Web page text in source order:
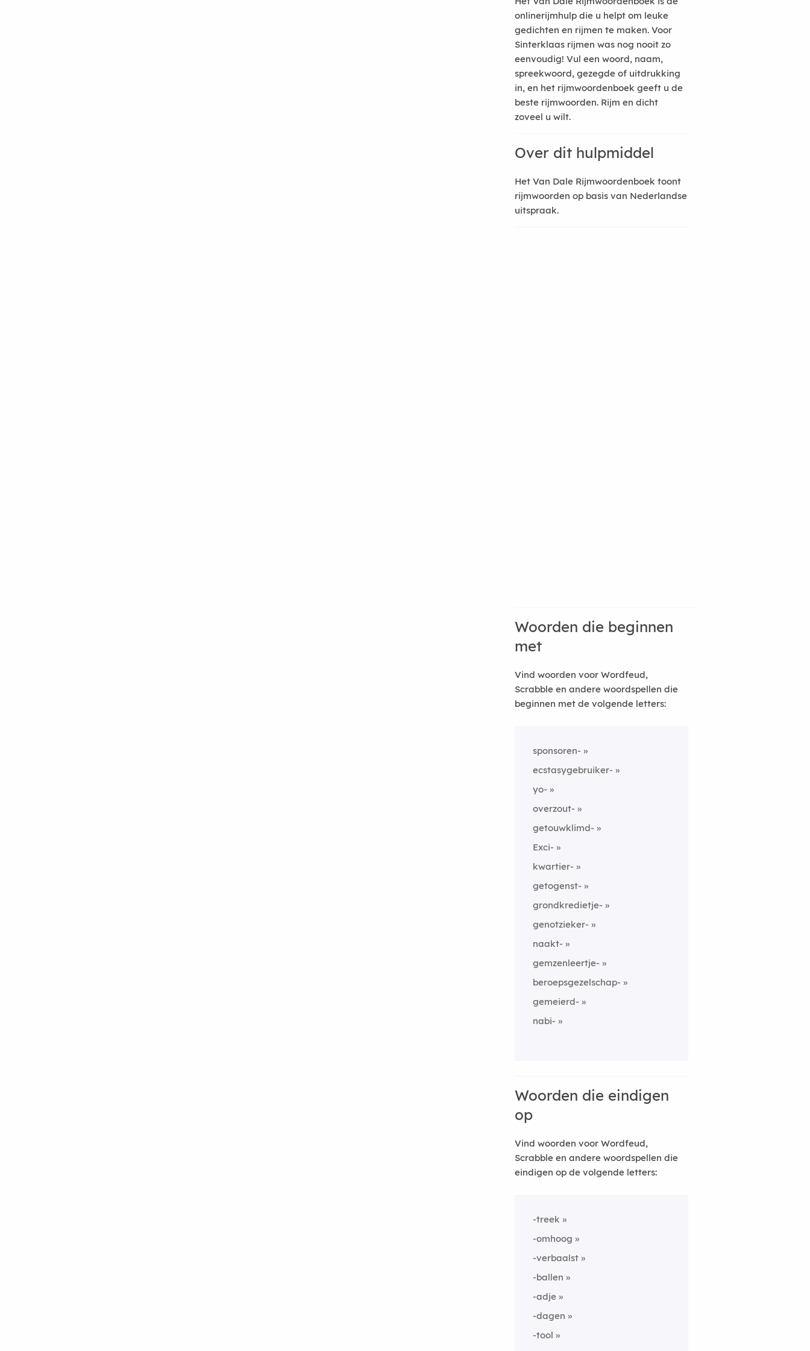
onlinerijmhulp die u helpt om leuke
gedichten en rijmen te maken. Voor
Sinterklaas rijmen was nog nooit zo
eenvoudig! Vul een woord, naam,
spreekwoord, gezegde of uitdrukking
in, en het rijmwoordenboek geeft u de
beste rijmwoorden. Rijm en dicht
zoveel u wilt.
Over dit hulpmiddel
Het Van Dale Rijmwoordenboek toont
rijmwoorden op basis van Nederlandse
uitspraak.
Woorden die beginnen
met
Vind woorden voor Wordfeud,
Scrabble en andere woordspellen die
beginnen met de volgende letters:
sponsoren-
ecstasygebruiker-
yo-
overzout-
getouwklimd-
Exci-
kwartier-
getogenst-
grondkredietje-
genotzieker-
naakt-
gemzenleertje-
beroepsgezelschap-
gemeierd-
nabi-
Woorden die eindigen
op
Vind woorden voor Wordfeud,
Scrabble en andere woordspellen die
eindigen op de volgende letters:
-treek
-omhoog
-verbaalst
-ballen
-adje
-dagen
-tool